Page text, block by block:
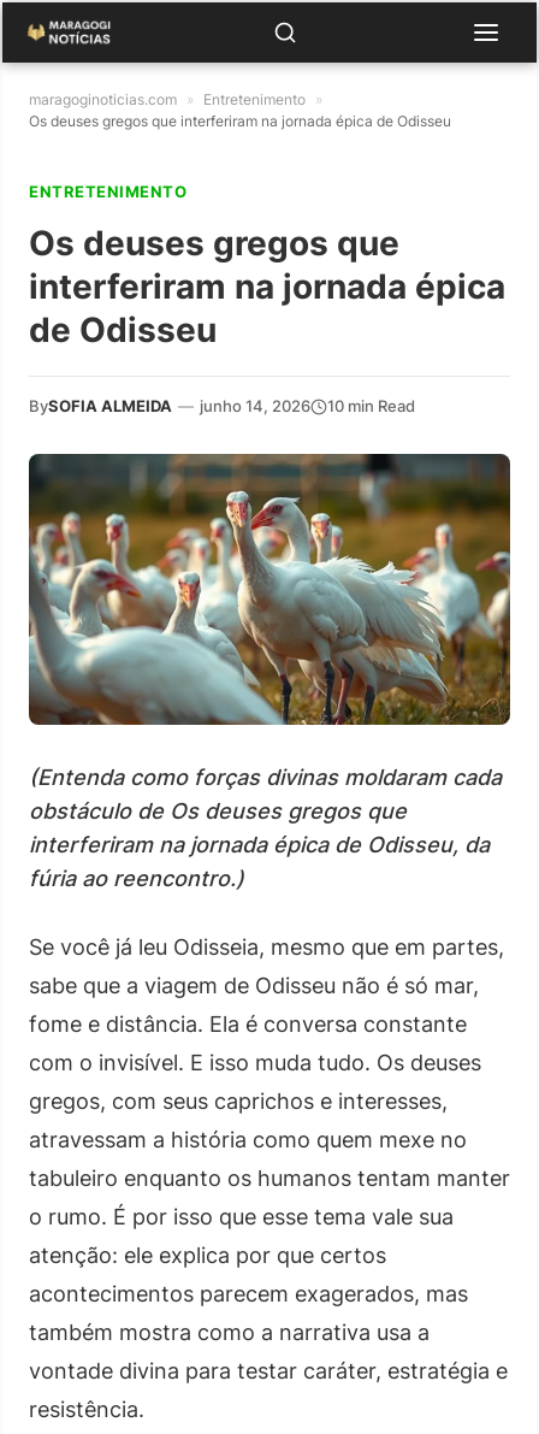
maragoginoticias.com » Entretenimento »
Os deuses gregos que interferiram na jornada épica de Odisseu
ENTRETENIMENTO
Os deuses gregos que
interferiram na jornada épica
de Odisseu
BySOFIA ALMEIDA — junho 14, 2026 10 min Read
(Entenda como forças divinas moldaram cada
obstáculo de Os deuses gregos que
interferiram na jornada épica de Odisseu, da
fúria ao reencontro.)
Se você já leu Odisseia, mesmo que em partes,
sabe que a viagem de Odisseu não é só mar,
fome e distância. Ela é conversa constante
com o invisível. E isso muda tudo. Os deuses
gregos, com seus caprichos e interesses,
atravessam a história como quem mexe no
tabuleiro enquanto os humanos tentam manter
o rumo. É por isso que esse tema vale sua
atenção: ele explica por que certos
acontecimentos parecem exagerados, mas
também mostra como a narrativa usa a
vontade divina para testar caráter, estratégia e
resistência.